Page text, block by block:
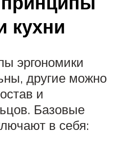
кухни
эргономики
другие можно
и
Базовые
в себя: